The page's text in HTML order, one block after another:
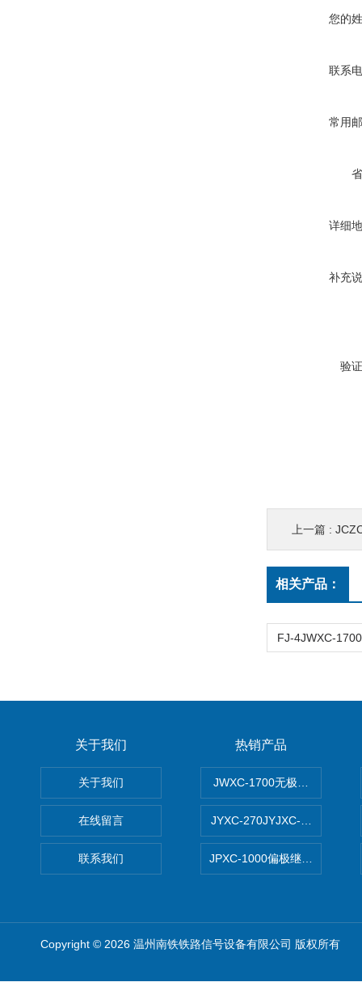
您的
联系
常用
详细
补充
验
上一篇 :
相关产品：
关于我们
关于我们
在线留言
联系我们
热销产品
JWXC-1700无极继电器
JYXC-270JYJXC-135/220
JPXC-1000偏极继电器 南铁
Copyright © 2026 温州南铁铁路信号设备有限公司 版权所有